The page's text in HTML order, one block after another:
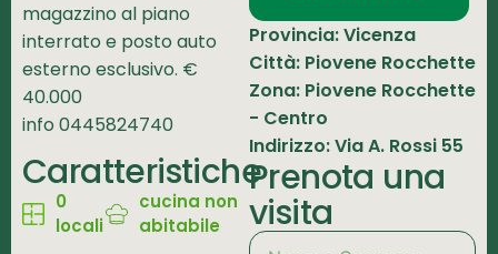
magazzino al piano
interrato e posto auto
esterno esclusivo. €
40.000
info 0445824740
Caratteristiche
0
locali
cucina non
abitabile
Provincia: Vicenza
Città: Piovene Rocchette
Zona: Piovene Rocchette
- Centro
Indirizzo: Via A. Rossi 55
Prenota una
visita